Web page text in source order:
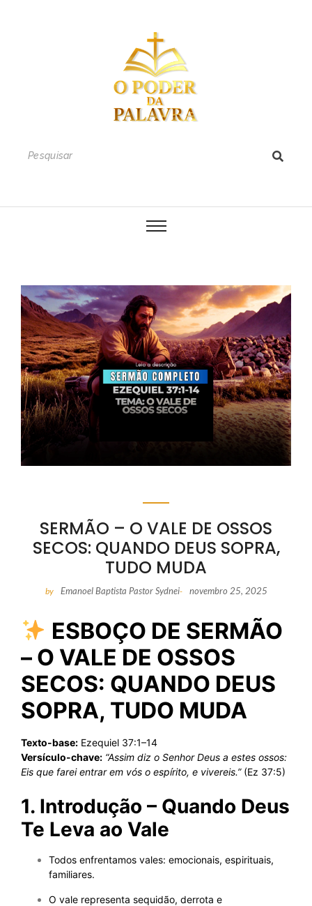
SERMÃO – O VALE DE OSSOS
SECOS: QUANDO DEUS SOPRA,
TUDO MUDA
by Emanoel Baptista Pastor Sydnei- novembro 25, 2025
ESBOÇO DE SERMÃO
– O VALE DE OSSOS
SECOS: QUANDO DEUS
SOPRA, TUDO MUDA
Texto-base: Ezequiel 37:1–14
Versículo-chave: “Assim diz o Senhor Deus a estes ossos:
Eis que farei entrar em vós o espírito, e vivereis.”(Ez 37:5)
1. Introdução – Quando Deus
Te Leva ao Vale
Todos enfrentamos vales: emocionais, espirituais,
familiares.
O vale representa sequidão, derrota e